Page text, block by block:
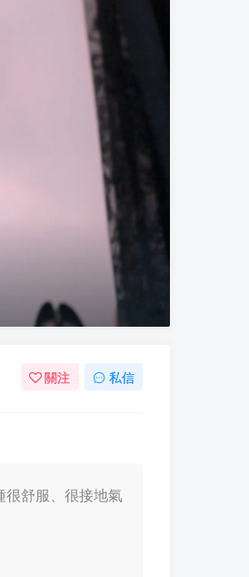
關注 私信
舒服、很接地氣